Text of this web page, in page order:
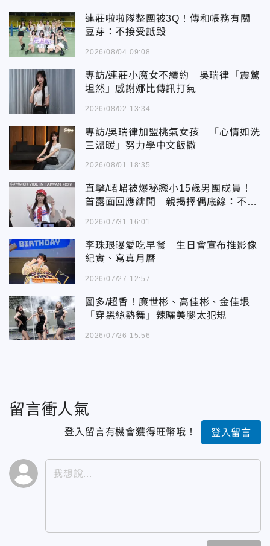
連莊啦啦隊整團被3Q！傳和帳務有關
豆芽：不接受詆毀
2026/08/04 09:08
專訪/連莊小魔女不續約 吳瑞律「震驚
坦然」感謝娜比傳訊打氣
2026/08/02 13:34
專訪/吳瑞律加盟桃氣女孩 「心情如洗
三溫暖」努力學中文飯撒
2026/08/01 18:35
直擊/峮峮被爆秘戀小15歲男團成員！
首露面回應緋聞 親揭擇偶底線：不犯
2026/07/31 16:01
李珠珢曝愛吃早餐 生日會宣布推影像
紀實、寫真月曆
2026/07/27 12:57
圖多/超香！廉世彬、高佳彬、金佳垠
「穿黑絲熱舞」辣曬美腿太犯規
2026/07/26 15:56
留言衝人氣
登入留言有機會獲得旺幣哦！ 登入留言